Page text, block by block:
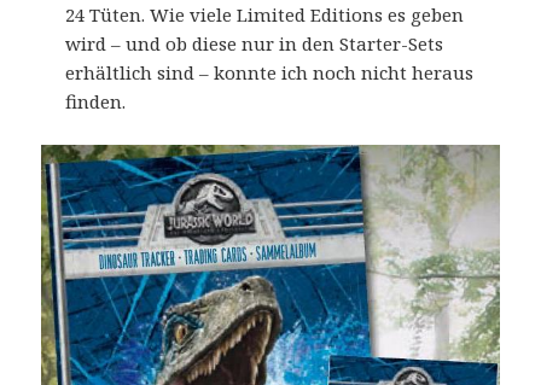
24 Tüten. Wie viele Limited Editions es geben
wird – und ob diese nur in den Starter-Sets
erhältlich sind – konnte ich noch nicht heraus
finden.